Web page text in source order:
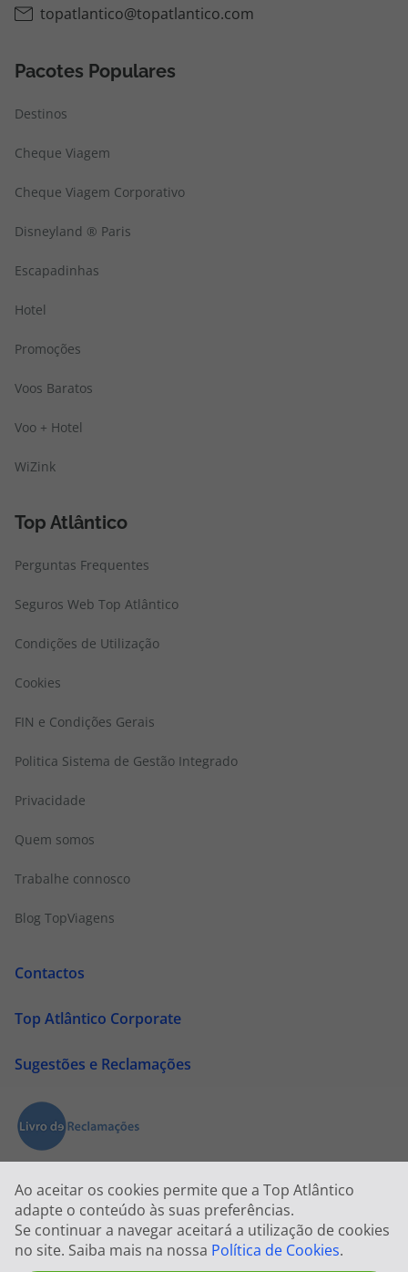
Ao aceitar os cookies permite que a Top Atlântico
adapte o conteúdo às suas preferências.
Se continuar a navegar aceitará a utilização de cookies
no site. Saiba mais na nossa Política de Cookies.
topatlantico@topatlantico.com
Pacotes Populares
Destinos
Cheque Viagem
Cheque Viagem Corporativo
Disneyland ® Paris
Escapadinhas
Hotel
Promoções
Voos Baratos
Voo + Hotel
WiZink
Top Atlântico
Perguntas Frequentes
Seguros Web Top Atlântico
Condições de Utilização
Cookies
FIN e Condições Gerais
Politica Sistema de Gestão Integrado
Privacidade
Quem somos
Trabalhe connosco
Blog TopViagens
Contactos
Top Atlântico Corporate
Sugestões e Reclamações